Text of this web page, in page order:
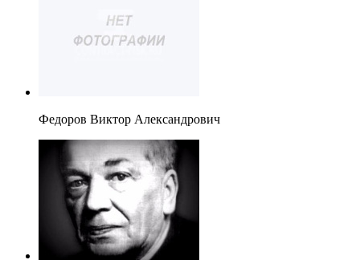
Федоров Виктор Александрович